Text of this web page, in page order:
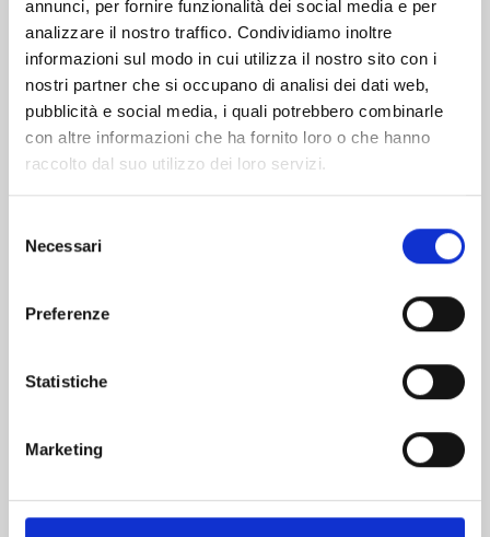
annunci, per fornire funzionalità dei social media e per
analizzare il nostro traffico. Condividiamo inoltre
informazioni sul modo in cui utilizza il nostro sito con i
nostri partner che si occupano di analisi dei dati web,
pubblicità e social media, i quali potrebbero combinarle
con altre informazioni che ha fornito loro o che hanno
raccolto dal suo utilizzo dei loro servizi.
delNecessari
Preferenze
Statistiche
Marketing
€ 5,90